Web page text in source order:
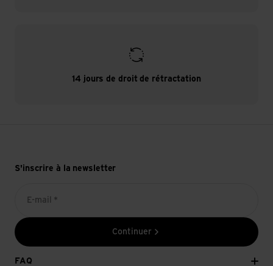
14 jours de droit de rétractation
S'inscrire à la newsletter
E-mail *
Continuer
FAQ